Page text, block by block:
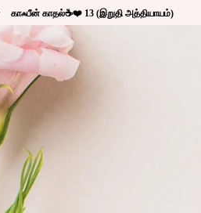
காஃபீன் காதல்☕❤️ 13 (இறுதி அத்தியாயம்)